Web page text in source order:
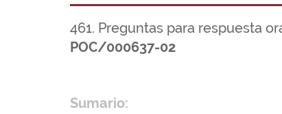
461. Preguntas para respuesta
POC/000637-02
Sumario: